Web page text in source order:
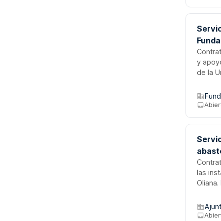
y
de la
SEO y
un
las